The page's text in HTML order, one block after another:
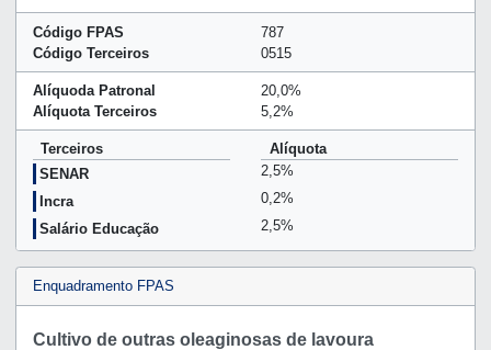
Código FPAS
787
Código Terceiros
0515
Alíquoda Patronal
20,0%
Alíquota Terceiros
5,2%
Terceiros
Alíquota
SENAR
2,5%
Incra
0,2%
Salário Educação
2,5%
Enquadramento FPAS
Cultivo de outras oleaginosas de lavoura